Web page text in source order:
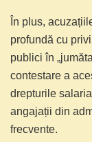
În plus,
profundă cu
publici în
contestare a
drepturile
angajații din
frecvente.